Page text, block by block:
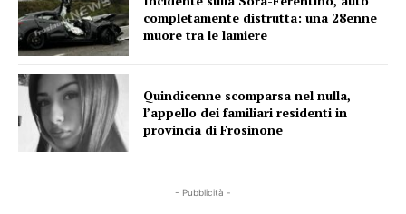
completamente distrutta: una 28enne
muore tra le lamiere
Quindicenne scomparsa nel nulla,
l’appello dei familiari residenti in
provincia di Frosinone
- Pubblicità -